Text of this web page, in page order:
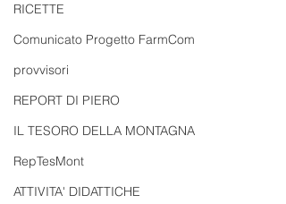
RICETTE
Comunicato Progetto FarmCom
provvisori
REPORT DI PIERO
IL TESORO DELLA MONTAGNA
RepTesMont
ATTIVITA' DIDATTICHE